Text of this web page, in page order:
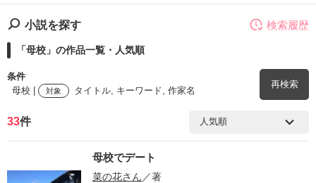
小説を探す
「母校」の作品一覧・人気順
条件
母校 |
対象 タイトル, キーワード, 作家名
再検索
検索ワード
検索履歴
33件
母校でデート
菜の花さん ／著